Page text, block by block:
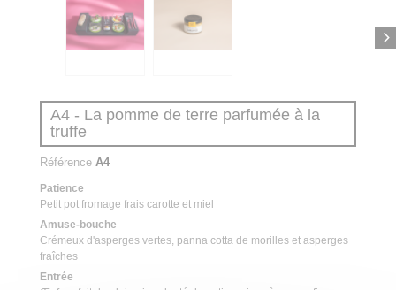
A4 - La pomme de terre parfumée à la
truffe
Référence A4
Patience
Petit pot fromage frais carotte et miel
Amuse-bouche
Crémeux d'asperges vertes, panna cotta de morilles et asperges
fraîches
Entrée